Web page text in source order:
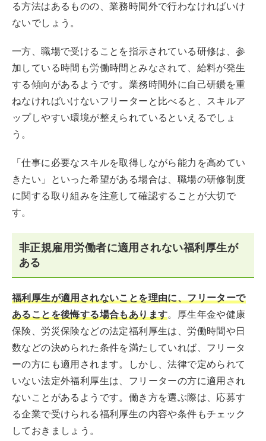
る方法はあるものの、業務時間外で行わなければいけ
ないでしょう。
一方、職場で受けることを指示されている研修は、参
加している時間も労働時間とみなされて、給料が発生
する傾向があるようです。業務時間外に自己研鑽を重
ねなければいけないフリーターと比べると、スキルア
ップしやすい環境が整えられているといえるでしょ
う。
「仕事に必要なスキルを取得しながら能力を高めてい
きたい」といった希望がある場合は、職場の研修制度
に関する取り組みを注意して確認することが大切で
す。
非正規雇用労働者に適用されない福利厚生が
ある
福利厚生が適用されないことを理由に、フリーターで
あることを後悔する場合もあります。厚生年金や健康
保険、労災保険などの法定福利厚生は、労働時間や日
数などの決められた条件を満たしていれば、フリータ
ーの方にも適用されます。しかし、法律で定められて
いない法定外福利厚生は、フリーターの方に適用され
ないことがあるようです。働き方を選ぶ際は、応募す
る企業で受けられる福利厚生の内容や条件もチェック
しておきましょう。